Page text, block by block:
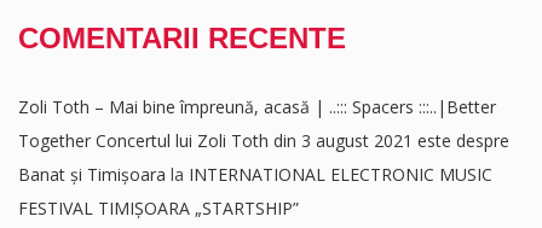
COMENTARII RECENTE
Zoli Toth – Mai bine împreună, acasă | ..::: Spacers :::..|Better
Together Concertul lui Zoli Toth din 3 august 2021 este despre
Banat și Timișoara la INTERNATIONAL ELECTRONIC MUSIC
FESTIVAL TIMIȘOARA „STARTSHIP”